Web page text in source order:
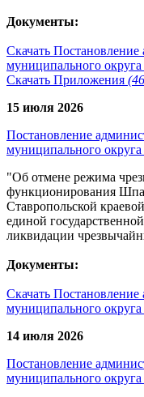
Документы:
Скачать
муниципального округа
Скачать Приложения
15 июля 2026
Постановление
муниципального округа
"Об отмене режима
функционирования
Ставропольской
единой
ликвидации
Документы:
Скачать
муниципального округа
14 июля 2026
Постановление
муниципального округа